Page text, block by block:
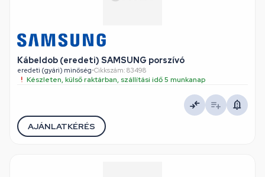
Kábeldob (eredeti) SAMSUNG porszívó
eredeti (gyári) minőség•Cikkszám: 83498
Készleten, külső raktárban, szállítási idő 5 munkanap
AJÁNLATKÉRÉS